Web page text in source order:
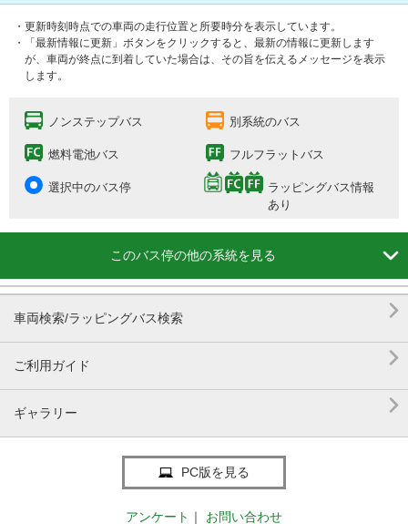
・更新時刻時点での車両の走行位置と所要時分を表示しています。
・「最新情報に更新」ボタンをクリックすると、最新の情報に更新します
が、車両が終点に到着していた場合は、その旨を伝えるメッセージを表示
します。
ノンステップバス 別系統のバス
燃料電池バス フルフラットバス
選択中のバス停
ラッピングバス情報
あり
このバス停の他の系統を見る 
車両検索/ラッピングバス検索 
ご利用ガイド 
ギャラリー 
PC版を見る
アンケート ｜ お問い合わせ